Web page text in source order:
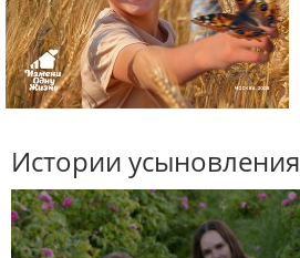
Истории усыновления